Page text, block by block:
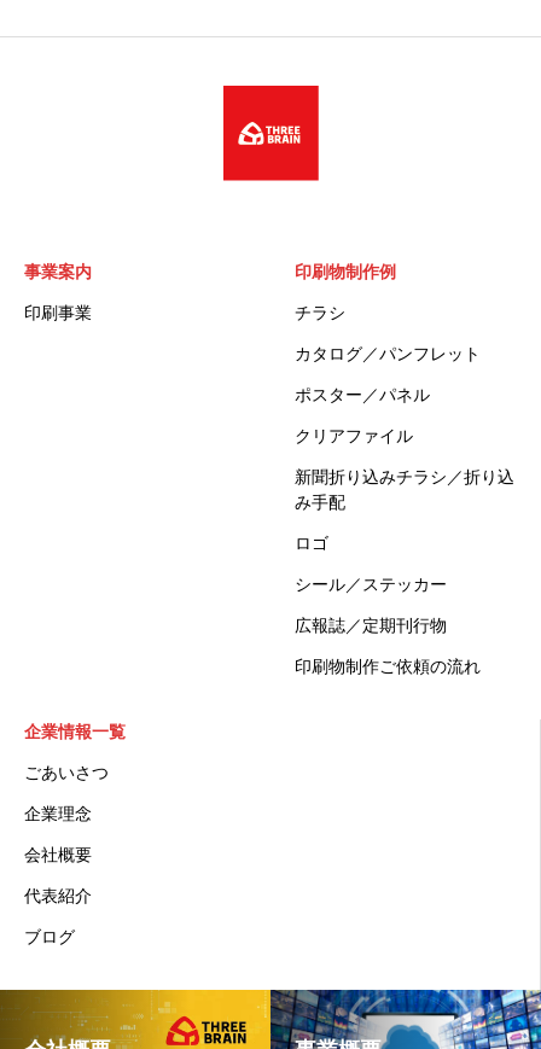
事業案内
印刷事業
印刷物制作例
チラシ
カタログ／パンフレット
ポスター／パネル
クリアファイル
新聞折り込みチラシ／折り込
み手配
ロゴ
シール／ステッカー
広報誌／定期刊行物
印刷物制作ご依頼の流れ
企業情報一覧
ごあいさつ
企業理念
会社概要
代表紹介
ブログ